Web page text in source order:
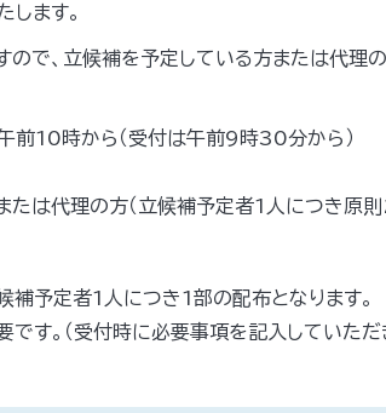
ます。
で、立候補を予定している方または代理
前10時から（受付は午前9時30分から）
たは代理の方（立候補予定者1人につき原則
補予定者1人につき1部の配布となります。
す。（受付時に必要事項を記入していただ